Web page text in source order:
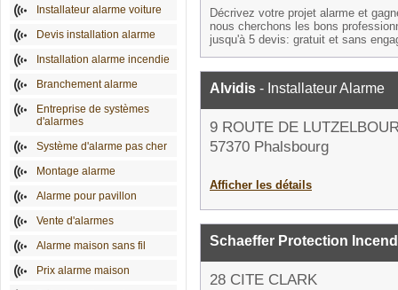
Installateur alarme voiture
Devis installation alarme
Installation alarme incendie
Branchement alarme
Entreprise de systèmes
d'alarmes
Système d'alarme pas cher
Montage alarme
Alarme pour pavillon
Vente d'alarmes
Alarme maison sans fil
Prix alarme maison
Décrivez votre projet alarme et
nous cherchons les bons
jusqu'à 5 devis: gratuit et sans
Alvidis - Installateur Alarme
9 ROUTE DE
57370 Phalsbourg
Afficher les détails
Schaeffer Protection
28 CITE CLARK